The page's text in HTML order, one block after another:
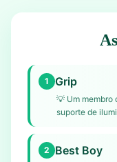
1 Grip
💡 Um membro
suporte de
2 Best Boy